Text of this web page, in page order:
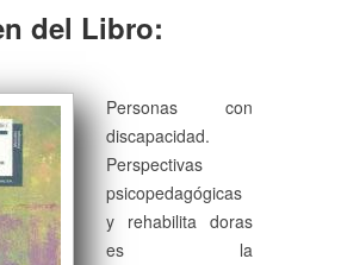
del Libro:
Personas con
discapacidad.
Perspectivas
psicopedagógicas
y rehabilita doras
es la